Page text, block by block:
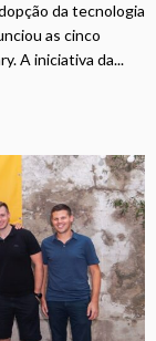
da tecnologia
as cinco
A iniciativa da...